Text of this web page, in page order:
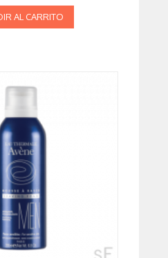
AL CARRITO